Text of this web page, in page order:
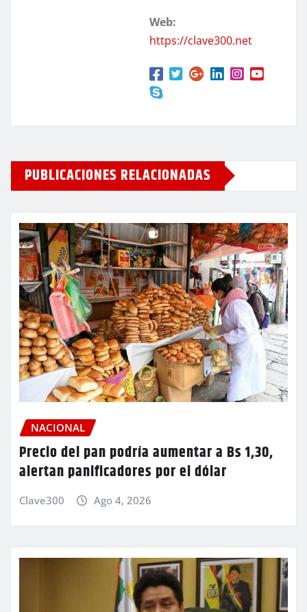
Web:
https://clave300.net
PUBLICACIONES RELACIONADAS
NACIONAL
Precio del pan podría aumentar a Bs 1,30,
alertan panificadores por el dólar
Clave300 Ago 4, 2026